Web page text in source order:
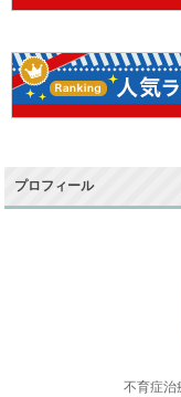
プロフィール
不育症治